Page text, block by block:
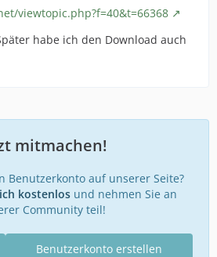
viewtopic.php?f=40&t=66368
habe ich den Download auch
mitmachen!
Benutzerkonto auf unserer Seite?
kostenlosund nehmen Sie an
Community teil!
Benutzerkonto erstellen